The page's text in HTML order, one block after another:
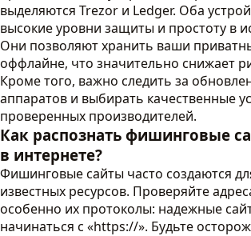
выделяются Trezor и Ledger. Оба
высокие уровни защиты и простоту в
Они позволяют хранить ваши
оффлайне, что значительно снижает
Кроме того, важно следить за
аппаратов и выбирать качественные
проверенных производителей.
Как распознать фишинговые
в интернете?
Фишинговые сайты часто создаются
известных ресурсов. Проверяйте
особенно их протоколы: надежные
начинаться с «https://». Будьте